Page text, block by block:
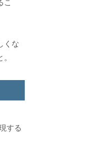
こ
くな
する